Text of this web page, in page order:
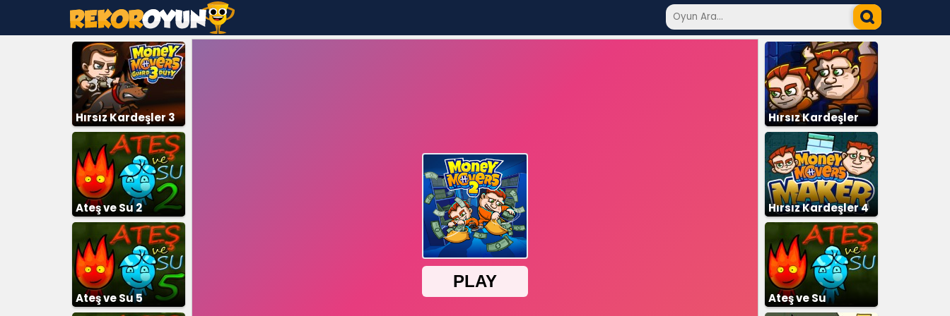
Hırsız Kardeşler 3
Ateş ve Su 2
Ateş ve Su 5
Hırsız Kardeşler
Hırsız Kardeşler 4
Ateş ve Su